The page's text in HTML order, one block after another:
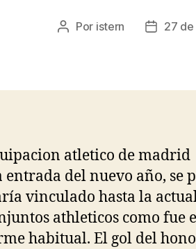
Autor
Por istern
Fecha
27
entrada del nuevo año, se
vinculado hasta la
athleticos como fue
habitual. El gol del